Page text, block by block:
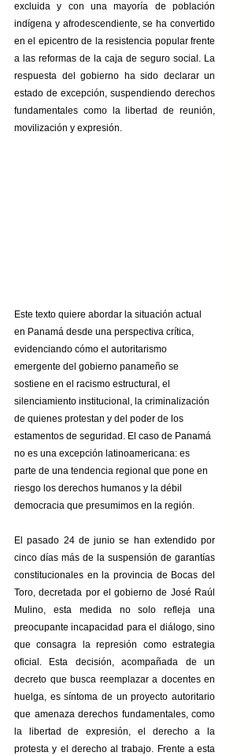
excluida y con una mayoría de población
indígena y afrodescendiente, se ha convertido
en el epicentro de la resistencia popular frente
a las reformas de la caja de seguro social. La
respuesta del gobierno ha sido declarar un
estado de excepción, suspendiendo derechos
fundamentales como la libertad de reunión,
movilización y expresión.
Este texto quiere abordar la situación actual
en Panamá desde una perspectiva crítica,
evidenciando cómo el autoritarismo
emergente del gobierno panameño se
sostiene en el racismo estructural, el
silenciamiento institucional, la criminalización
de quienes protestan y del poder de los
estamentos de seguridad. El caso de Panamá
no es una excepción latinoamericana: es
parte de una tendencia regional que pone en
riesgo los derechos humanos y la débil
democracia que presumimos en la región.
El pasado 24 de junio se han extendido por
cinco días más de la suspensión de garantías
constitucionales en la provincia de Bocas del
Toro, decretada por el gobierno de José Raúl
Mulino, esta medida no solo refleja una
preocupante incapacidad para el diálogo, sino
que consagra la represión como estrategia
oficial. Esta decisión, acompañada de un
decreto que busca reemplazar a docentes en
huelga, es síntoma de un proyecto autoritario
que amenaza derechos fundamentales, como
la libertad de expresión, el derecho a la
protesta y el derecho al trabajo. Frente a esta